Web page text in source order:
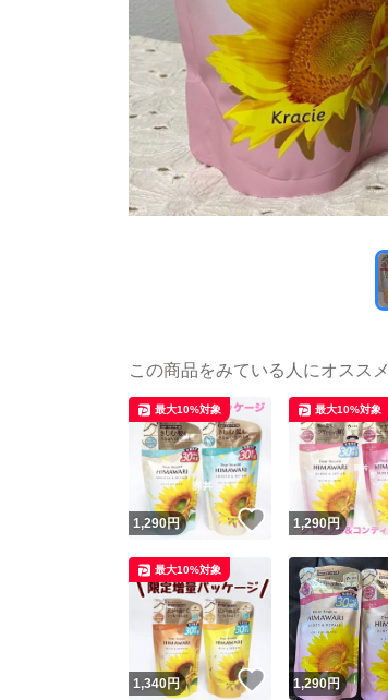
この商品をみている人にオススメ
1,290円 いいね！
最大10%対象
1,290円
最大10%対象
1,340円 いいね！
最大10%対象
1,290円